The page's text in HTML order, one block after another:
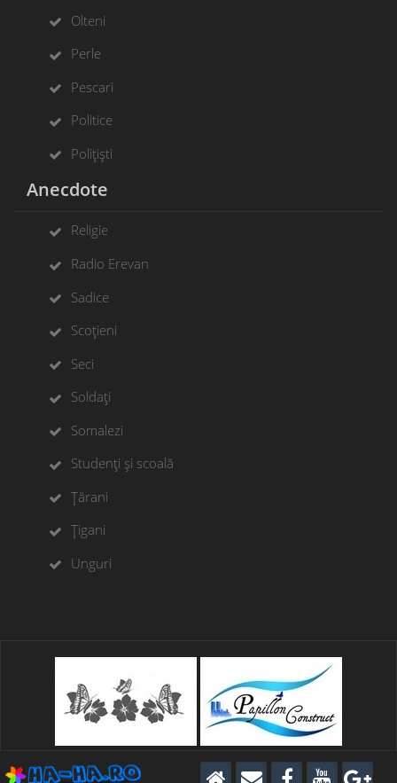
Olteni
Perle
Pescari
Politice
Polițiști
Anecdote
Religie
Radio Erevan
Sadice
Scoțieni
Seci
Soldați
Somalezi
Studenți și scoală
Țărani
Țigani
Unguri